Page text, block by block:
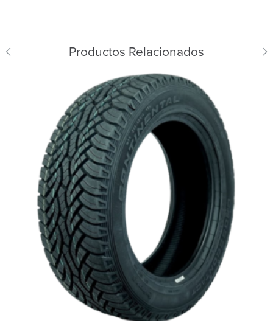
Productos Relacionados